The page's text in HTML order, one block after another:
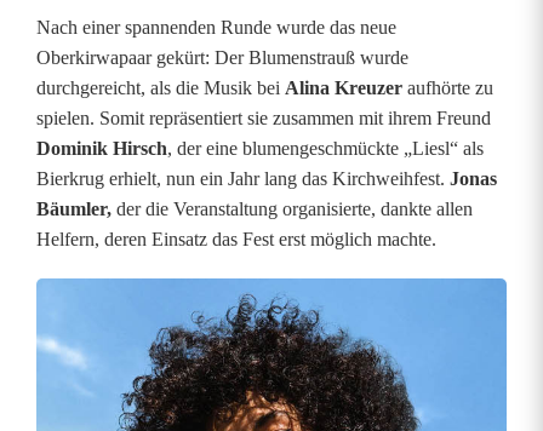
Nach einer spannenden Runde wurde das neue
Oberkirwapaar gekürt: Der Blumenstrauß wurde
durchgereicht, als die Musik bei Alina Kreuzer aufhörte zu
spielen. Somit repräsentiert sie zusammen mit ihrem Freund
Dominik Hirsch, der eine blumengeschmückte „Liesl“ als
Bierkrug erhielt, nun ein Jahr lang das Kirchweihfest. Jonas
Bäumler, der die Veranstaltung organisierte, dankte allen
Helfern, deren Einsatz das Fest erst möglich machte.